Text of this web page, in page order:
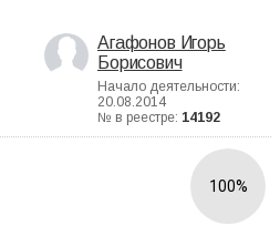
Агафонов Игорь
Борисович
Начало деятельности:
20.08.2014
№ в реестре: 14192
100%